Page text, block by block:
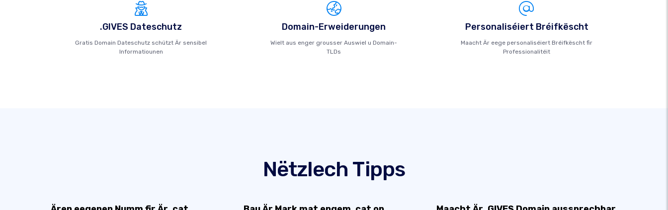
.GIVES Dateschutz
Gratis Domain Dateschutz schützt Är sensibel
Informatiounen
Domain-Erweiderungen
Wielt aus enger grousser Auswiel u Domain-
TLDs
Personaliséiert Bréifkëscht
Maacht Är eege personaliséiert Bréifkëscht fir
Professionalitéit
Nëtzlech Tipps